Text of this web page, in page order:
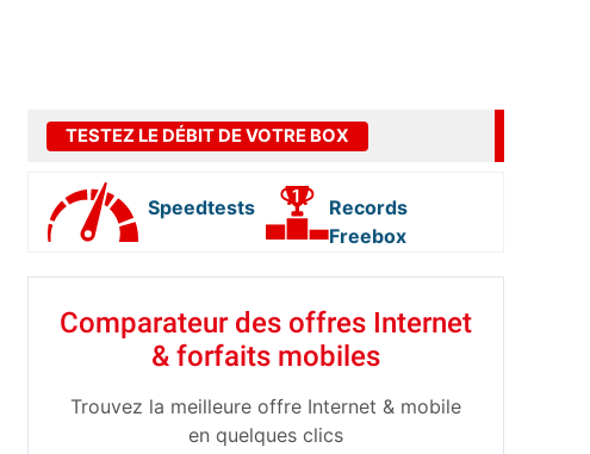
TESTEZ LE DÉBIT DE VOTRE BOX
Speedtests
Records
Freebox
Comparateur des offres Internet
& forfaits mobiles
Trouvez la meilleure offre Internet & mobile
en quelques clics